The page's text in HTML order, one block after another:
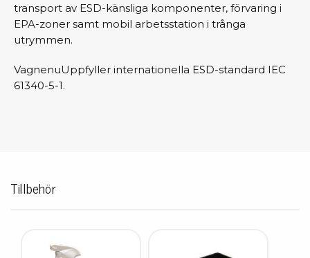
transport av ESD-känsliga komponenter, förvaring i
EPA-zoner samt mobil arbetsstation i trånga
utrymmen.
VagnenuUppfyller internationella ESD-standard IEC
61340-5-1.
Tillbehör